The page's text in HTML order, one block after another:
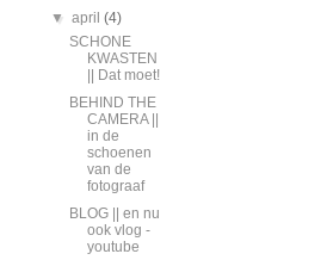
▼april(4)
SCHONE
KWASTEN
|| Dat moet!
BEHIND THE
CAMERA ||
in de
schoenen
van de
fotograaf
BLOG || en nu
ook vlog -
youtube